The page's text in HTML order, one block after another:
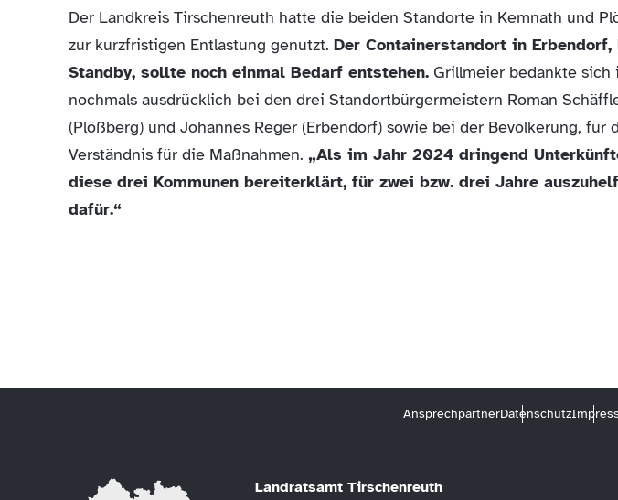
Der Landkreis Tirschenreuth hatte die beiden Standorte in Kemnath und
zur kurzfristigen Entlastung genutzt. Der Containerstandort in
Standby, sollte noch einmal Bedarf entstehen. Grillmeier bedankte sich
nochmals ausdrücklich bei den drei Standortbürgermeistern Roman
(Plößberg) und Johannes Reger (Erbendorf) sowie bei der Bevölkerung, für
Verständnis für die Maßnahmen. „Als im Jahr 2024 dringend
diese drei Kommunen bereiterklärt, für zwei bzw. drei Jahre
dafür.“
AnsprechpartnerDatenschutz
Landratsamt Tirschenreuth